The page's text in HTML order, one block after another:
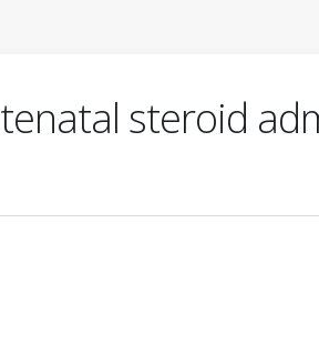
steroid